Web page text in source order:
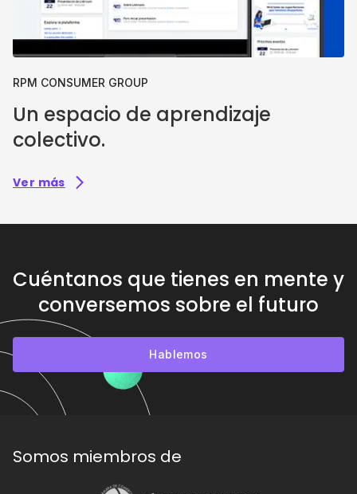
RPM CONSUMER GROUP
Un espacio de aprendizaje
colectivo.
Ver más
Cuéntanos que tienes en mente y
conversemos sobre el futuro
Hablemos
Somos miembros de